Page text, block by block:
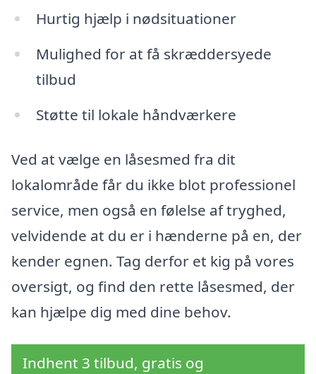
Hurtig hjælp i nødsituationer
Mulighed for at få skræddersyede
tilbud
Støtte til lokale håndværkere
Ved at vælge en låsesmed fra dit
lokalområde får du ikke blot professionel
service, men også en følelse af tryghed,
velvidende at du er i hænderne på en, der
kender egnen. Tag derfor et kig på vores
oversigt, og find den rette låsesmed, der
kan hjælpe dig med dine behov.
Indhent 3 tilbud, gratis og